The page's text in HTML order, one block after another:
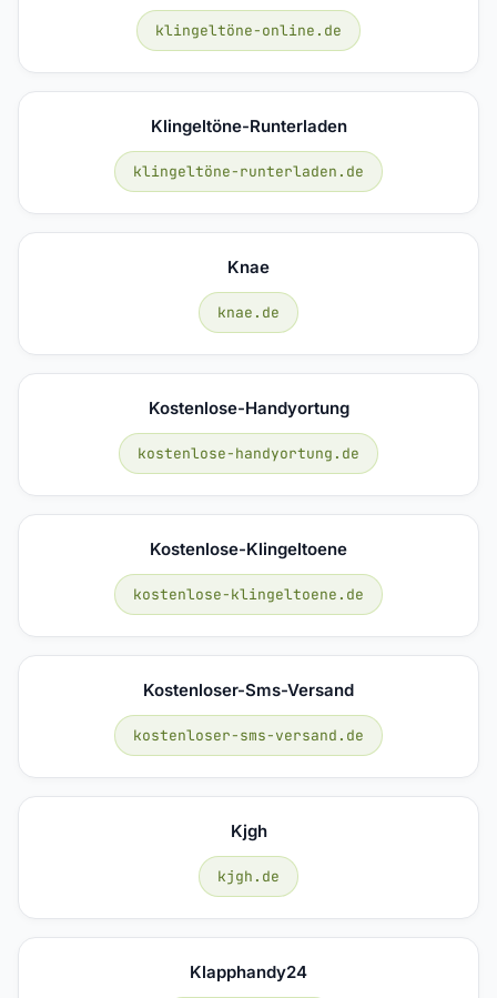
klingeltöne-online.de
Klingeltöne-Runterladen
klingeltöne-runterladen.de
Knae
knae.de
Kostenlose-Handyortung
kostenlose-handyortung.de
Kostenlose-Klingeltoene
kostenlose-klingeltoene.de
Kostenloser-Sms-Versand
kostenloser-sms-versand.de
Kjgh
kjgh.de
Klapphandy24